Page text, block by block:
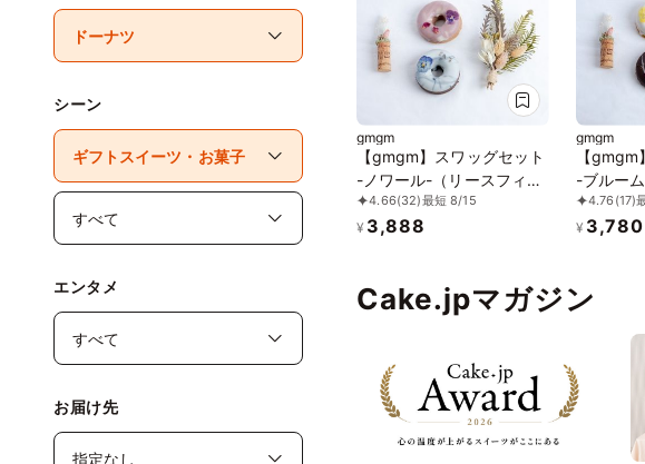
シーン
エンタメ
お届け先
gmgm
【gmgm】スワッグセット
-ノワール-（リースフィナ
ンシェ2個・ミニスワッ
グ・お花のマグネット）
4.66(32)最短 8/15
¥ 3,888
gmgm
【
-ブルー
ンシェ2
グ・お花
4.76 (17)
¥ 3,780
Cake.jpマガジン